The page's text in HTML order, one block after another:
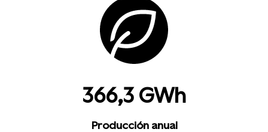
366,3 GWh
Producción anual